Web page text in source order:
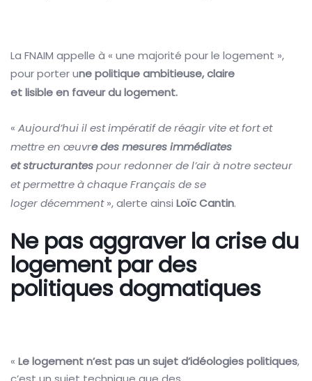
La FNAIM appelle à « une majorité pour le logement »,
pour porter une politique ambitieuse, claire
et lisible en faveur du logement.
« Aujourd’hui il est impératif de réagir vite et fort et
mettre en œuvre des mesures immédiates
et structurantespour redonner de l’air à notre secteur
et permettre à chaque Français de se
loger décemment», alerte ainsi Loïc Cantin.
Ne pas aggraver la crise du
logement par des
politiques dogmatiques
« Le logement n’est pas un sujet d’idéologies politiques,